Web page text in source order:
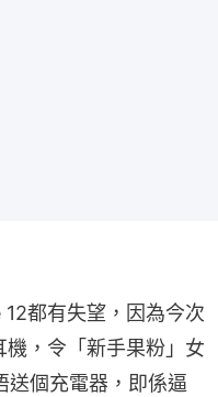
都有失望，因為今次
，令「新手果粉」女
送個充電器，即係逼